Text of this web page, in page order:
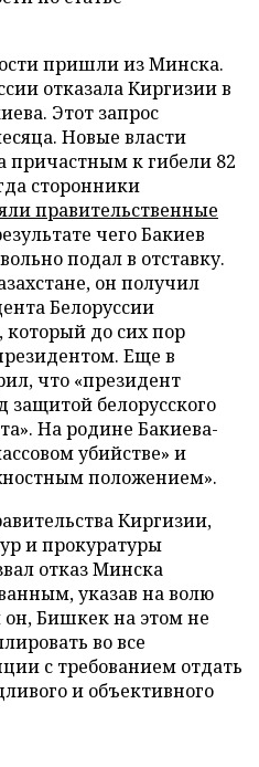
пришли из Минска.
отказала Киргизии в
Этот запрос
Новые власти
причастным к гибели 82
сторонники
правительственные
чего Бакиев
подал в отставку.
он получил
Белоруссии
до сих пор
Еще в
что «президент
защитой белорусского
На родине Бакиева-
убийстве» и
положением».
Киргизии,
и прокуратуры
отказ Минска
указав на волю
Бишкек на этом не
во все
с требованием отдать
и объективного